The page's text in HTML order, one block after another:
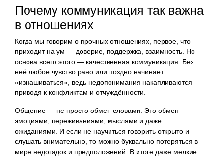
Почему коммуникация так важна
в отношениях
Когда мы говорим о прочных отношениях, первое, что
приходит на ум — доверие, поддержка, взаимность. Но
основа всего этого — качественная коммуникация. Без
неё любое чувство рано или поздно начинает
«изнашиваться», ведь недопонимания накапливаются,
приводя к конфликтам и отчуждённости.
Общение — не просто обмен словами. Это обмен
эмоциями, переживаниями, мыслями и даже
ожиданиями. И если не научиться говорить открыто и
слушать внимательно, то можно буквально потеряться в
мире недогадок и предположений. В итоге даже мелкие